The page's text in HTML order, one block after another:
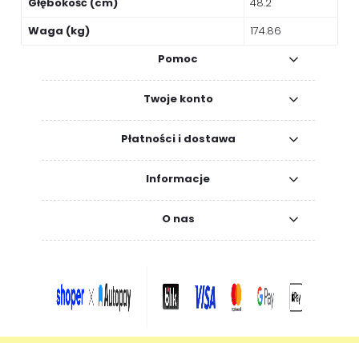
Waga (kg)
174.86
Pomoc
Twoje konto
Płatności i dostawa
Informacje
O nas